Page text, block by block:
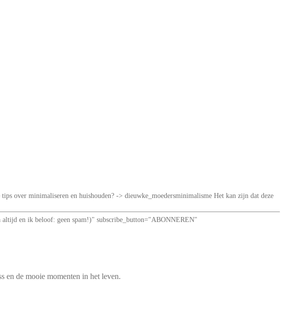
over minimaliseren en huishouden? -> dieuwke_moedersminimalisme Het kan zijn dat deze
en ik beloof: geen spam!)" subscribe_button="ABONNEREN"
de mooie momenten in het leven.